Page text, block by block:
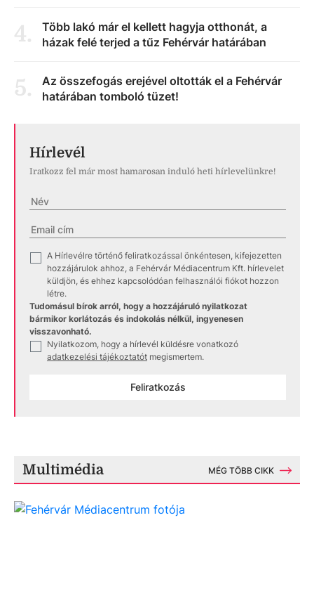
4.
Több lakó már el kellett hagyja otthonát, a
házak felé terjed a tűz Fehérvár határában
5.
Az összefogás erejével oltották el a Fehérvár
határában tomboló tüzet!
Hírlevél
Iratkozz fel már most hamarosan induló heti hírlevelünkre!
A Hírlevélre történő feliratkozással önkéntesen, kifejezetten
hozzájárulok ahhoz, a Fehérvár Médiacentrum Kft. hírlevelet
küldjön, és ehhez kapcsolódóan felhasználói fiókot hozzon
létre.
Tudomásul bírok arról, hogy a hozzájáruló nyilatkozat
bármikor korlátozás és indokolás nélkül, ingyenesen
visszavonható.
Nyilatkozom, hogy a hírlevél küldésre vonatkozó
adatkezelési tájékoztatót megismertem.
Feliratkozás
Multimédia MÉG TÖBB CIKK